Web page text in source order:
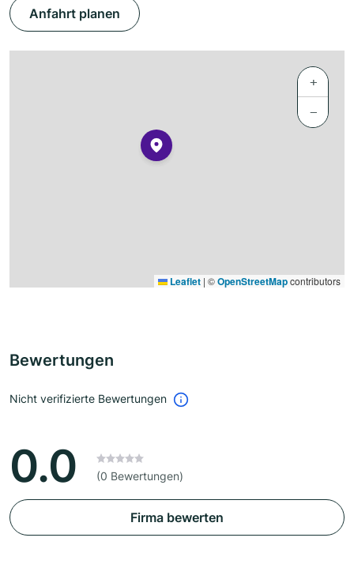
Anfahrt planen
+
−
Leaflet | ©OpenStreetMapcontributors
Bewertungen
Nicht verifizierte Bewertungen
0.0 (0 Bewertungen)
Firma bewerten